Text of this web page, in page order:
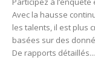
Avec la hausse
les talents, il est plus
basées sur des
De rapports détaillés...